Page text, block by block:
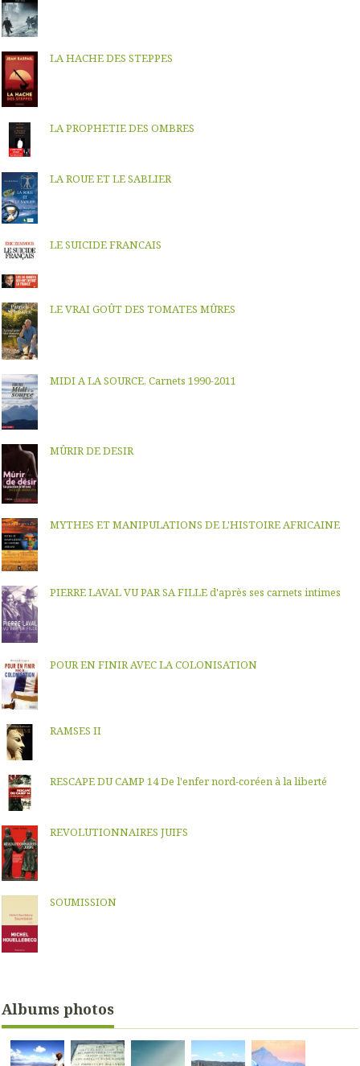
LA HACHE DES STEPPES
LA PROPHETIE DES OMBRES
LA ROUE ET LE SABLIER
LE SUICIDE FRANCAIS
LE VRAI GOÛT DES TOMATES MÛRES
MIDI A LA SOURCE, Carnets 1990-2011
MÛRIR DE DESIR
MYTHES ET MANIPULATIONS DE L'HISTOIRE AFRICAINE
PIERRE LAVAL VU PAR SA FILLE d'après ses carnets intimes
POUR EN FINIR AVEC LA COLONISATION
RAMSES II
RESCAPE DU CAMP 14 De l'enfer nord-coréen à la liberté
REVOLUTIONNAIRES JUIFS
SOUMISSION
Albums photos